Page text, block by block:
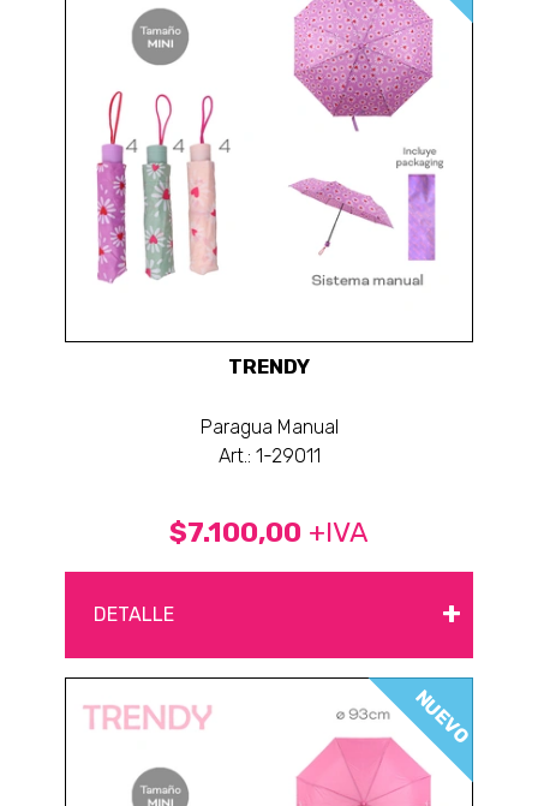
TRENDY
Paragua Manual
Art.: 1-29011
$7.100,00 +IVA
DETALLE +
NUEVO